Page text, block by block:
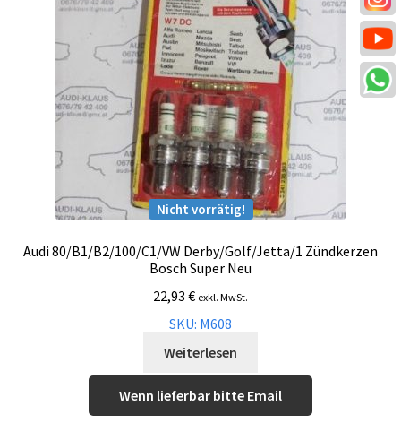
Nicht vorrätig!
Audi 80/B1/B2/100/C1/VW Derby/Golf/Jetta/1 Zündkerzen
Bosch Super Neu
22,93 € exkl. MwSt.
SKU: M608
Weiterlesen
Wenn lieferbar bitte Email